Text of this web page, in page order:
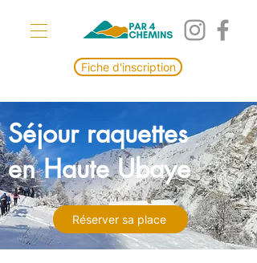
Fiche d'inscription
Séjour raquettes
en Haute Ubaye
Réserver sa place